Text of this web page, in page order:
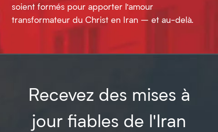
soient formés pour apporter l’amour
transformateur du Christ en Iran – et au-delà.
Recevez des mises à
jour fiables de l'Iran